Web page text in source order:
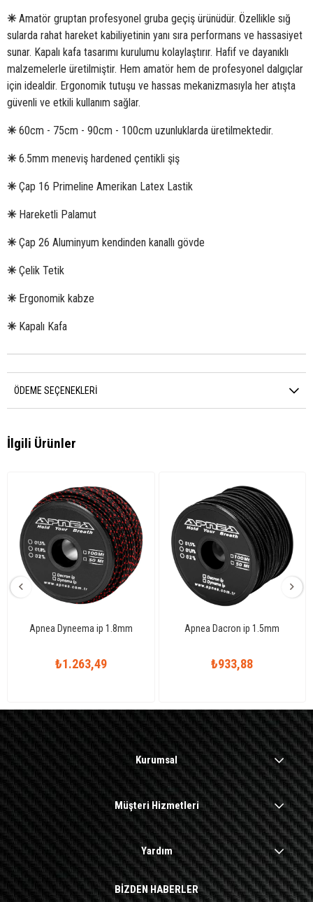
✳Amatör gruptan profesyonel gruba geçiş ürünüdür. Özellikle sığ
sularda rahat hareket kabiliyetinin yanı sıra performans ve hassasiyet
sunar. Kapalı kafa tasarımı kurulumu kolaylaştırır. Hafif ve dayanıklı
malzemelerle üretilmiştir. Hem amatör hem de profesyonel dalgıçlar
için idealdir. Ergonomik tutuşu ve hassas mekanizmasıyla her atışta
güvenli ve etkili kullanım sağlar.
✳60cm - 75cm - 90cm - 100cm uzunluklarda üretilmektedir.
✳6.5mm meneviş hardened çentikli şiş
✳Çap 16 Primeline Amerikan Latex Lastik
✳ Hareketli Palamut
✳Çap 26 Aluminyum kendinden kanallı gövde
✳Çelik Tetik
✳ Ergonomik kabze
✳ Kapalı Kafa
ÖDEME SEÇENEKLERI
İlgili Ürünler
Apnea Dyneema ip 1.8mm
₺1.263,49
Apnea Dacron ip 1.5mm
₺933,88
Kurumsal
Müşteri Hizmetleri
Yardım
BİZDEN HABERLER